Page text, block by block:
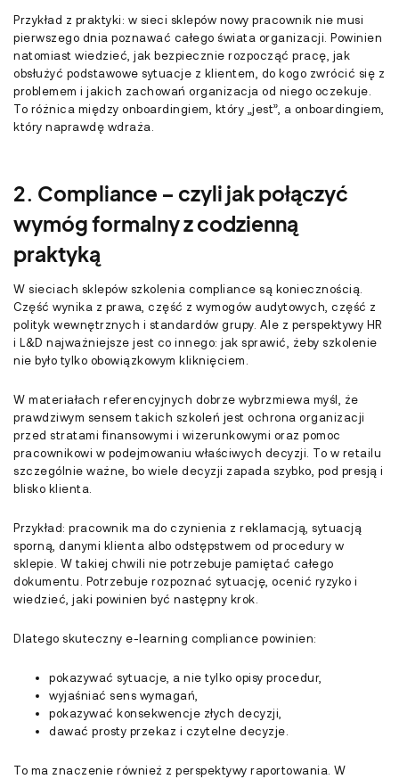
Przykład z praktyki: w sieci sklepów nowy pracownik nie musi
pierwszego dnia poznawać całego świata organizacji. Powinien
natomiast wiedzieć, jak bezpiecznie rozpocząć pracę, jak
obsłużyć podstawowe sytuacje z klientem, do kogo zwrócić się z
problemem i jakich zachowań organizacja od niego oczekuje.
To różnica między onboardingiem, który „jest”, a onboardingiem,
który naprawdę wdraża.
2. Compliance – czyli jak połączyć
wymóg formalny z codzienną
praktyką
W sieciach sklepów szkolenia compliance są koniecznością.
Część wynika z prawa, część z wymogów audytowych, część z
polityk wewnętrznych i standardów grupy. Ale z perspektywy HR
i L&D najważniejsze jest co innego: jak sprawić, żeby szkolenie
nie było tylko obowiązkowym kliknięciem.
W materiałach referencyjnych dobrze wybrzmiewa myśl, że
prawdziwym sensem takich szkoleń jest ochrona organizacji
przed stratami finansowymi i wizerunkowymi oraz pomoc
pracownikowi w podejmowaniu właściwych decyzji. To w retailu
szczególnie ważne, bo wiele decyzji zapada szybko, pod presją i
blisko klienta.
Przykład: pracownik ma do czynienia z reklamacją, sytuacją
sporną, danymi klienta albo odstępstwem od procedury w
sklepie. W takiej chwili nie potrzebuje pamiętać całego
dokumentu. Potrzebuje rozpoznać sytuację, ocenić ryzyko i
wiedzieć, jaki powinien być następny krok.
Dlatego skuteczny e-learning compliance powinien:
pokazywać sytuacje, a nie tylko opisy procedur,
wyjaśniać sens wymagań,
pokazywać konsekwencje złych decyzji,
dawać prosty przekaz i czytelne decyzje.
To ma znaczenie również z perspektywy raportowania. W